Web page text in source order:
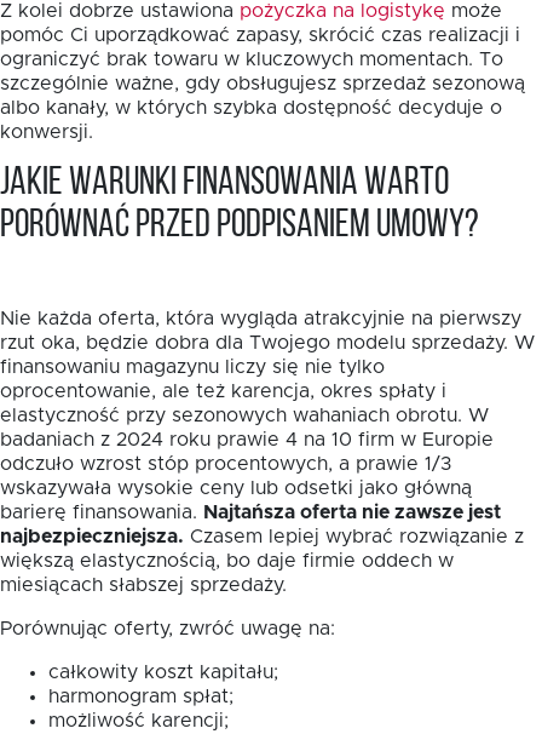
Z kolei dobrze ustawiona pożyczka na logistykę może
pomóc Ci uporządkować zapasy, skrócić czas realizacji i
ograniczyć brak towaru w kluczowych momentach. To
szczególnie ważne, gdy obsługujesz sprzedaż sezonową
albo kanały, w których szybka dostępność decyduje o
konwersji.
Jakie warunki finansowania warto
porównać przed podpisaniem umowy?
Nie każda oferta, która wygląda atrakcyjnie na pierwszy
rzut oka, będzie dobra dla Twojego modelu sprzedaży. W
finansowaniu magazynu liczy się nie tylko
oprocentowanie, ale też karencja, okres spłaty i
elastyczność przy sezonowych wahaniach obrotu. W
badaniach z 2024 roku prawie 4 na 10 firm w Europie
odczuło wzrost stóp procentowych, a prawie 1/3
wskazywała wysokie ceny lub odsetki jako główną
barierę finansowania. Najtańsza oferta nie zawsze jest
najbezpieczniejsza. Czasem lepiej wybrać rozwiązanie z
większą elastycznością, bo daje firmie oddech w
miesiącach słabszej sprzedaży.
Porównując oferty, zwróć uwagę na:
całkowity koszt kapitału;
harmonogram spłat;
możliwość karencji;